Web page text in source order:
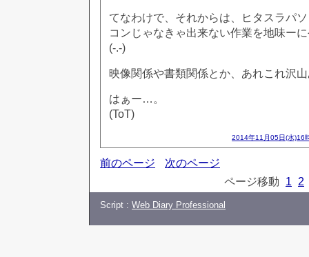
てなわけで、それからは、ヒタスラパ
コンじゃなきゃ出来ない作業を地味ー
(-.-)
映像関係や書類関係とか、あれこれ沢
はぁー…。
(ToT)
2014年11月05日(水)16
前のページ
次のページ
ページ移動
1 2
Script : Web Diary Professional